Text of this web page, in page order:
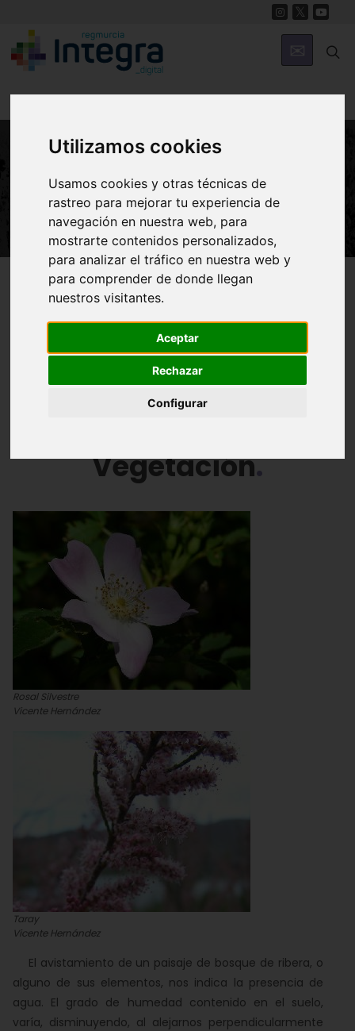
Utilizamos cookies
Usamos cookies y otras técnicas de
rastreo para mejorar tu experiencia de
navegación en nuestra web, para
mostrarte contenidos personalizados,
para analizar el tráfico en nuestra web y
para comprender de donde llegan
nuestros visitantes.
Aceptar
Rechazar
Configurar
El Bosque de Ribera
Región de Murcia Digital Naturaleza
Ecosistemas
Terrestres
Vegetación
Vegetación
Rosal Silvestre
Vicente Hernández
Taray
Vicente Hernández
El avistamiento de un paisaje de bosque de ribera, o
alguno de sus elementos, nos indica la presencia de
agua. El grado de humedad contenido en el suelo,
varía, disminuyendo, al alejarnos perpendicularmente